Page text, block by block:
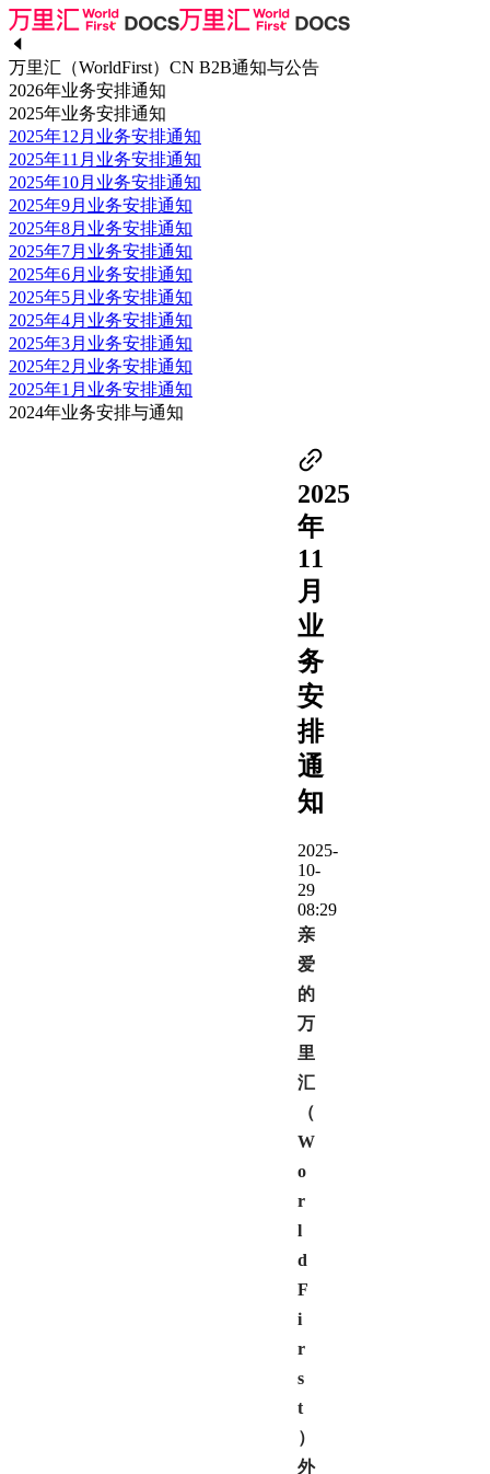
万里汇（WorldFirst）CN B2B通知与公告
2026年业务安排通知
2025年业务安排通知
2025年12月业务安排通知
2025年11月业务安排通知
2025年10月业务安排通知
2025年9月业务安排通知
2025年8月业务安排通知
2025年7月业务安排通知
2025年6月业务安排通知
2025年5月业务安排通知
2025年4月业务安排通知
2025年3月业务安排通知
2025年2月业务安排通知
2025年1月业务安排通知
2024年业务安排与通知
2025
年
11
月
业
务
安
排
通
知
2025-
10-
29
08:29
亲
爱
的
万
里
汇
（
W
o
r
l
d
F
i
r
s
t
）
外